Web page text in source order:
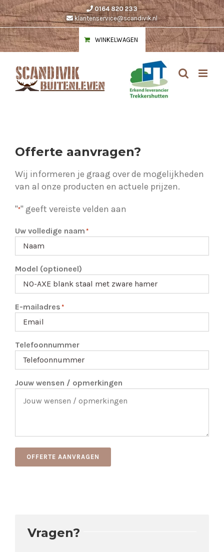
Ga
naar
inhoud
0164 820 233
klantenservice@scandivik.nl
WINKELWAGEN
Offerte aanvragen?
Wij informeren je graag over de mogelijkheden
van al onze producten en actuele prijzen.
"*" geeft vereiste velden aan
Uw volledige naam *
Model (optioneel)
E-mailadres *
Telefoonnummer
Jouw wensen / opmerkingen
OFFERTE AANVRAGEN
Vragen?